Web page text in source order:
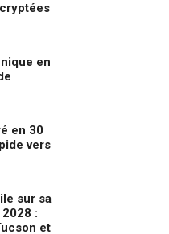
en
en 30
vers
sur sa
:
et